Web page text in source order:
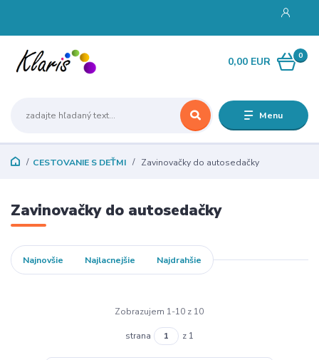
Menu
0
0,00 EUR
CESTOVANIE S DEŤMI Zavinovačky do autosedačky
Zavinovačky do autosedačky
Najnovšie Najlacnejšie Najdrahšie
Zobrazujem 1-10 z 10
strana z 1